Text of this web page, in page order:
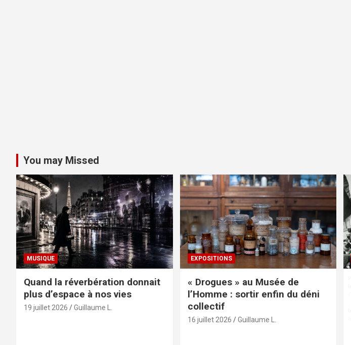
You may Missed
MUSIQUE
Quand la réverbération donnait
plus d’espace à nos vies
19 juillet 2026 Guillaume L.
EXPOSITIONS
« Drogues » au Musée de
l’Homme : sortir enfin du déni
collectif
16 juillet 2026 Guillaume L.